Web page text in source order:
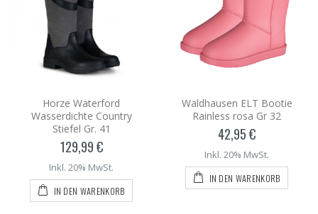
Horze Waterford
Wasserdichte Country
Stiefel Gr. 41
129,99 €
Inkl. 20% MwSt.
IN DEN WARENKORB
Waldhausen ELT Bootie
Rainless rosa Gr 32
42,95 €
Inkl. 20% MwSt.
IN DEN WARENKORB